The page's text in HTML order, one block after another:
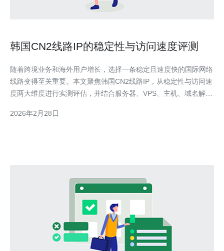
韩国CN2线路IP的稳定性与访问速度评测
随着跨境业务和海外用户增长，选择一条稳定且速度快的国际网络
线路变得至关重要。本文聚焦韩国CN2线路IP，从稳定性与访问速
度两大维度进行实测评估，并结合服务器、VPS、主机、域名解
常分为CN2 GIA与CN2 GT两类：CN2 GIA侧重企业级低延迟、专
2026年2月28日